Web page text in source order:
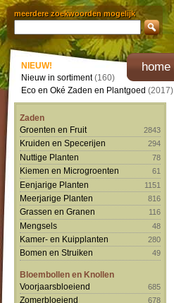
meerdere zoekwoorden mogelijk
home
NIEUW!
Nieuw in sortiment(160)
Eco en Oké Zaden en Plantgoed (2017)
Zaden
Groenten en Fruit
2843
Kruiden en Specerijen 294
Nuttige Planten 78
Kiemen en Microgroenten 61
Eenjarige Planten 1151
Meerjarige Planten 816
Grassen en Granen 116
Mengsels 48
Kamer- en Kuipplanten 280
Bomen en Struiken 49
Bloembollen en Knollen
Voorjaarsbloeiend
685
Zomerbloeiend 678